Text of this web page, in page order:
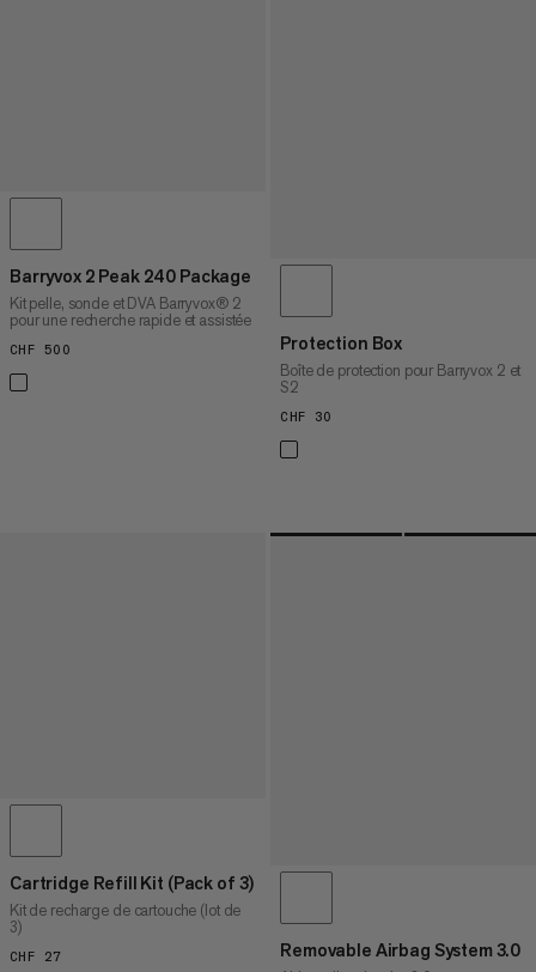
Barryvox 2 Peak 240 Package
Kit pelle, sonde et DVA Barryvox® 2
pour une recherche rapide et assistée
CHF 500 Protection Box
Boîte de protection pour Barryvox 2 et
S2
CHF 30
Cartridge Refill Kit (Pack of 3)
Kit de recharge de cartouche (lot de
3)
CHF 27 Removable Airbag System 3.0